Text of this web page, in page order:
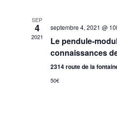
date.
SEP
4
2021
septembre 4, 2021 @
Le pendule-
connaissances
2314 route de la
50€